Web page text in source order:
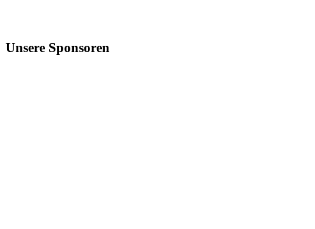
Unsere Sponsoren